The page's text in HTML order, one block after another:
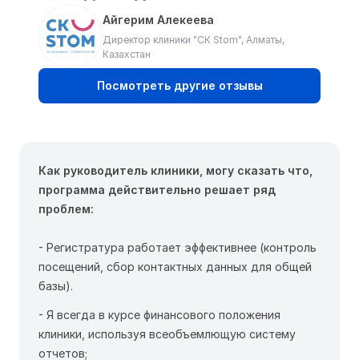
Айгерим Алекеева
Директор клиники "СК Stom", Алматы,
Казахстан
Посмотреть другие отзывы
Как руководитель клиники, могу сказать что,
программа действительно решает ряд
проблем:
- Регистратура работает эффективнее (контроль
посещений, сбор контактных данных для общей
базы).
- Я всегда в курсе финансового положения
клиники, используя всеобъемлющую систему
отчетов;